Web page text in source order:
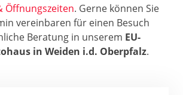
Öffnungszeiten. Gerne können Sie
vereinbaren für einen Besuch
Beratung in unserem EU-
in Weiden i.d. Oberpfalz.